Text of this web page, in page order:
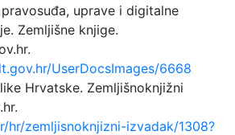
uprave i digitalne
Zemljišne knjige.
UserDocsImages/6668
Hrvatske. Zemljišnoknjižni
hr/zemljisnoknjizni-izvadak/1308?